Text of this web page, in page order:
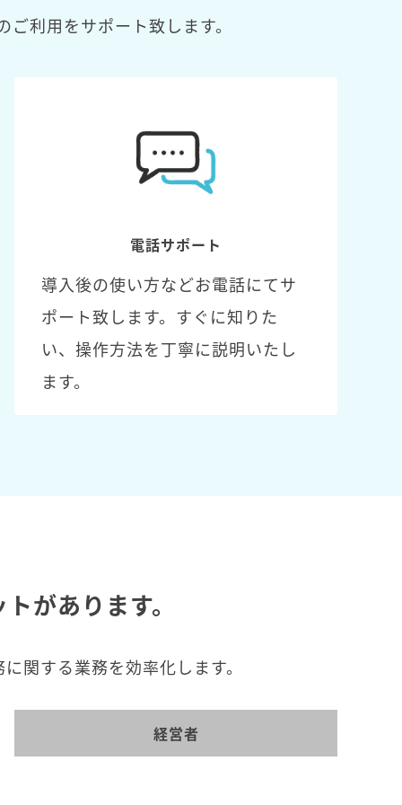
利用をサポート致します。
電話サポート
導入後の使い方などお電話にてサ
ポート致します。すぐに知りた
い、操作方法を丁寧に説明いたし
ます。
があります。
関する業務を効率化します。
経営者